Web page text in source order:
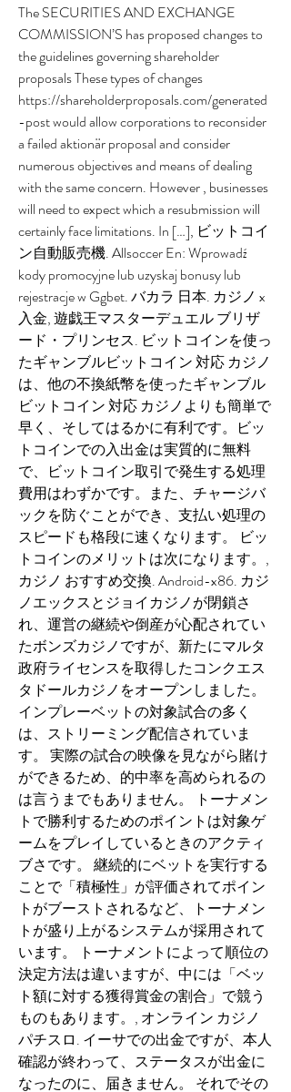
The SECURITIES AND EXCHANGE
COMMISSION’S has proposed changes to
the guidelines governing shareholder
proposals These types of changes
https://shareholderproposals.com/generated
-post would allow corporations to reconsider
a failed aktionär proposal and consider
numerous objectives and means of dealing
with the same concern. However , businesses
will need to expect which a resubmission will
certainly face limitations. In […], ビットコイ
ン自動販売機. Allsoccer En: Wprowadź
kody promocyjne lub uzyskaj bonusy lub
rejestracje w Ggbet. バカラ 日本. カジノ x
入金, 遊戯王マスターデュエル ブリザ
ード・プリンセス. ビットコインを使っ
たギャンブルビットコイン 対応 カジノ
は、他の不換紙幣を使ったギャンブル
ビットコイン 対応 カジノよりも簡単で
早く、そしてはるかに有利です。ビッ
トコインでの入出金は実質的に無料
で、ビットコイン取引で発生する処理
費用はわずかです。また、チャージバ
ックを防ぐことができ、支払い処理の
スピードも格段に速くなります。 ビッ
トコインのメリットは次になります。,
カジノ おすすめ交換. Android-x86. カジ
ノエックスとジョイカジノが閉鎖さ
れ、運営の継続や倒産が心配されてい
たボンズカジノですが、新たにマルタ
政府ライセンスを取得したコンクエス
タドールカジノをオープンしました。
インプレーベットの対象試合の多く
は、ストリーミング配信されていま
す。 実際の試合の映像を見ながら賭け
ができるため、的中率を高められるの
は言うまでもありません。 トーナメン
トで勝利するためのポイントは対象ゲ
ームをプレイしているときのアクティ
ブさです。 継続的にベットを実行する
ことで「積極性」が評価されてポイン
トがブーストされるなど、トーナメン
トが盛り上がるシステムが採用されて
います。 トーナメントによって順位の
決定方法は違いますが、中には「ベッ
ト額に対する獲得賞金の割合」で競う
ものもあります。, オンライン カジノ
パチスロ. イーサでの出金ですが、本人
確認が終わって、ステータスが出金に
なったのに、届きません。 それでその